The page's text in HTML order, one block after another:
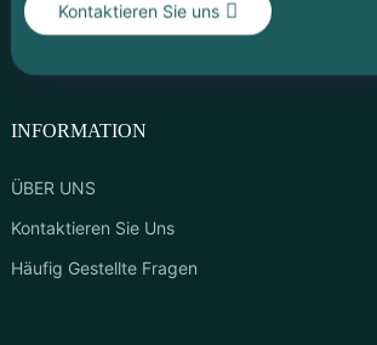
Kontaktieren Sie uns
INFORMATION
ÜBER UNS
Kontaktieren Sie Uns
Häufig Gestellte Fragen